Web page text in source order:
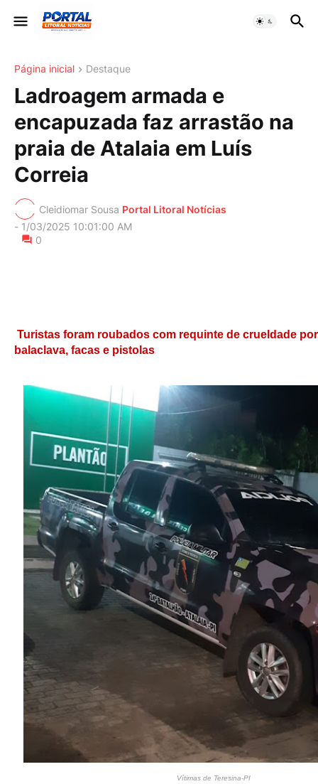
Página inicial Destaque
Ladroagem armada e
encapuzada faz arrastão na
praia de Atalaia em Luís
Correia
Cleidiomar Sousa Portal Litoral Notícias
- 1/03/2025 10:01:00 AM
0
Turistas foram roubados com requinte de crueldade
balaclava, facas e pistolas
Vítimas de Teresina-PI